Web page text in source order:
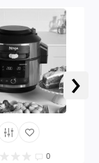
‹
0